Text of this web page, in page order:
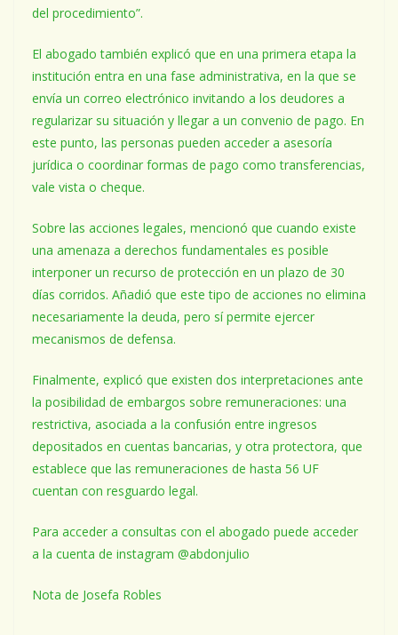
del procedimiento”.
El abogado también explicó que en una primera etapa la
institución entra en una fase administrativa, en la que se
envía un correo electrónico invitando a los deudores a
regularizar su situación y llegar a un convenio de pago. En
este punto, las personas pueden acceder a asesoría
jurídica o coordinar formas de pago como transferencias,
vale vista o cheque.
Sobre las acciones legales, mencionó que cuando existe
una amenaza a derechos fundamentales es posible
interponer un recurso de protección en un plazo de 30
días corridos. Añadió que este tipo de acciones no elimina
necesariamente la deuda, pero sí permite ejercer
mecanismos de defensa.
Finalmente, explicó que existen dos interpretaciones ante
la posibilidad de embargos sobre remuneraciones: una
restrictiva, asociada a la confusión entre ingresos
depositados en cuentas bancarias, y otra protectora, que
establece que las remuneraciones de hasta 56 UF
cuentan con resguardo legal.
Para acceder a consultas con el abogado puede acceder
a la cuenta de instagram @abdonjulio
Nota de Josefa Robles